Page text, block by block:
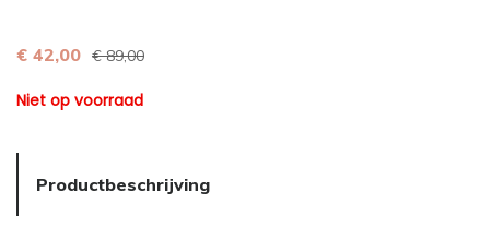
€ 42,00 € 89,00
Niet op voorraad
Productbeschrijving